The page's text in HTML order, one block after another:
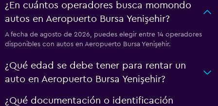
¿En cuántos operadores busca momondo
autos en Aeropuerto Bursa Yenişehir?
A fecha de agosto de 2026, puedes elegir entre 14 operadores
disponibles con autos en Aeropuerto Bursa Yenişehir.
¿Qué edad se debe tener para rentar un
auto en Aeropuerto Bursa Yenişehir?
¿Qué documentación o identificación